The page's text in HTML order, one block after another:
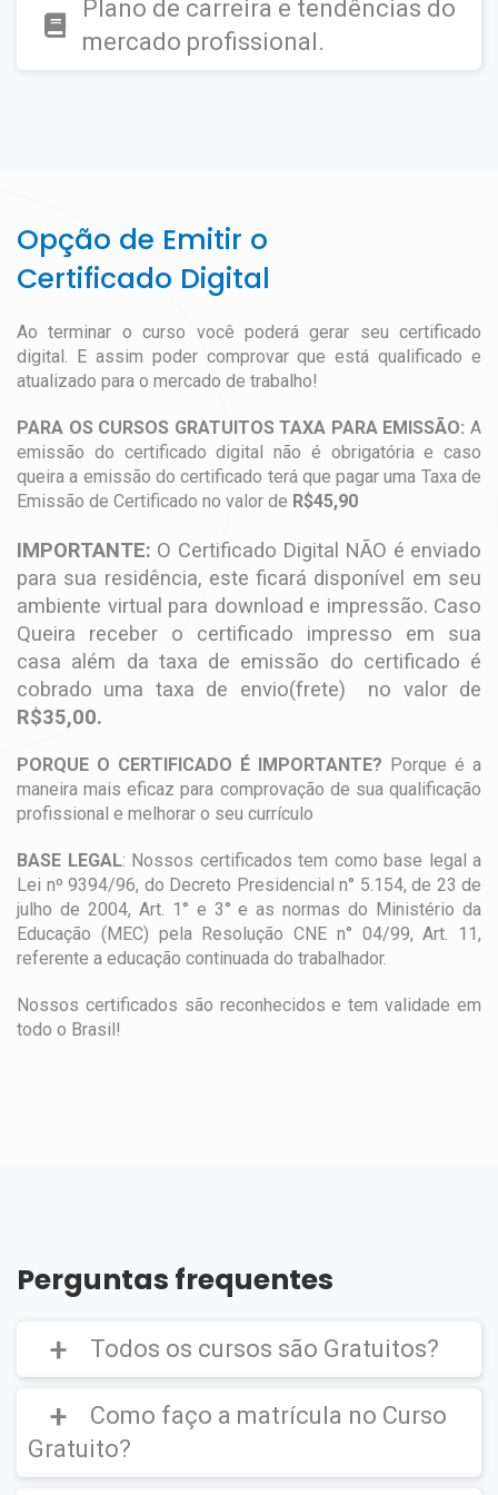
Plano de carreira e tendências do
mercado profissional.
Opção de Emitir o
Certificado Digital
Ao terminar o curso você poderá gerar seu certificado
digital. E assim poder comprovar que está qualificado e
atualizado para o mercado de trabalho!
PARA OS CURSOS GRATUITOS TAXA PARA EMISSÃO: A
emissão do certificado digital não é obrigatória e caso
queira a emissão do certificado terá que pagar uma Taxa de
Emissão de Certificado no valor de R$45,90
IMPORTANTE: O Certificado Digital NÃO é enviado
para sua residência, este ficará disponível em seu
ambiente virtual para download e impressão. Caso
Queira receber o certificado impresso em sua
casa além da taxa de emissão do certificado é
cobrado uma taxa de envio(frete) no valor de
R$35,00.
PORQUE O CERTIFICADO É IMPORTANTE? Porque é a
maneira mais eficaz para comprovação de sua qualificação
profissional e melhorar o seu currículo
BASE LEGAL: Nossos certificados tem como base legal a
Lei nº 9394/96, do Decreto Presidencial n° 5.154, de 23 de
julho de 2004, Art. 1° e 3° e as normas do Ministério da
Educação (MEC) pela Resolução CNE n° 04/99, Art. 11,
referente a educação continuada do trabalhador.
Nossos certificados são reconhecidos e tem validade em
todo o Brasil!
Perguntas frequentes
Todos os cursos são Gratuitos?
Curso Gratuito,porém caso deseje emitir o
Como faço a matrícula no Curso
Gratuito?